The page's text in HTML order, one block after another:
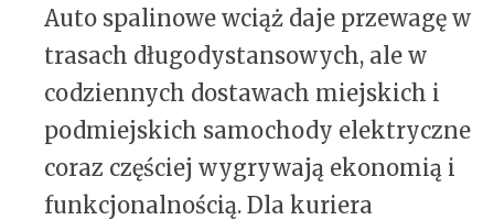
Auto spalinowe wciąż daje przewagę w
trasach długodystansowych, ale w
codziennych dostawach miejskich i
podmiejskich samochody elektryczne
coraz częściej wygrywają ekonomią i
funkcjonalnością. Dla kuriera